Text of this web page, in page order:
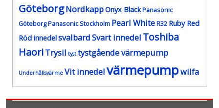
GöteborgNordkappOnyx BlackPanasonic
GöteborgPanasonic Stockholm Pearl WhiteR32 Ruby Red
Röd innedelsvalbardSvart innedel Toshiba
HaoriTrysil tyst tystgående värmepump
Underhållsvärme Vit innedelvärmepumpwilfa